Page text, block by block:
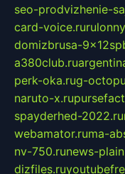
seo-prodvizhenie-
card-voice.ru
domizbrusa-
a380club.ru
perk-oka.rug-
naruto-x.ru
spayderhed-2022.ru
webamator.ruma-
nv-750.runews-
dizfiles.ru